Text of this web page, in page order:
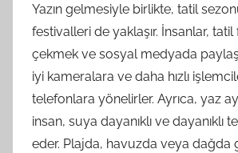
Yazın gelmesiyle birlikte, tatil
festivalleri de yaklaşır. İnsanlar, tatil
çekmek ve sosyal medyada
iyi kameralara ve daha hızlı
telefonlara yönelirler. Ayrıca, yaz
insan, suya dayanıklı ve dayanıklı
eder. Plajda, havuzda veya dağda